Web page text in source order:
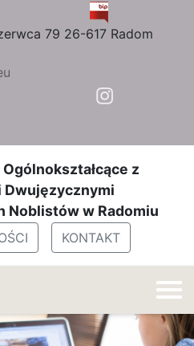
79 26-617 Radom
z
Dwujęzycznymi
Noblistów w Radomiu
KONTAKT